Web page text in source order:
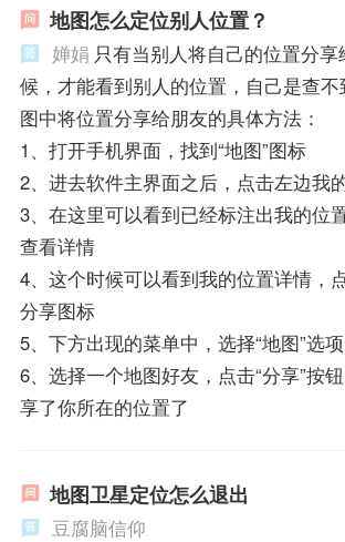
地图怎么定位别人位置？
婵娟 只有当别人将自己的位置分享
候，才能看到别人的位置，自己是查
图中将位置分享给朋友的具体方法：
1、打开手机界面，找到“地图”图标
2、进去软件主界面之后，点击左边我
3、在这里可以看到已经标注出我的位
查看详情
4、这个时候可以看到我的位置详情，
分享图标
5、下方出现的菜单中，选择“地图”选项
6、选择一个地图好友，点击“分享”按
享了你所在的位置了
地图卫星定位怎么退出
豆腐脑信仰